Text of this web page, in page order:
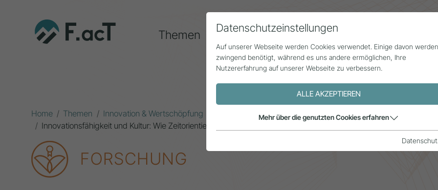
Themen Alle Beiträge Statistik
Home Themen
Innovation & Wertschöpfung
Innovationsfähigkeit und Kultur: Wie Zeitorientierung die Wahrnehmungen von Inhaber:innen und Manager:innen
FORSCHUNG
Datenschutzeinstellungen
Auf unserer Webseite werden Cookies verwendet. Einige davon werden
zwingend benötigt, während es uns andere ermöglichen, Ihre
Nutzererfahrung auf unserer Webseite zu verbessern.
ALLE AKZEPTIEREN
Mehr über die genutzten Cookies erfahren